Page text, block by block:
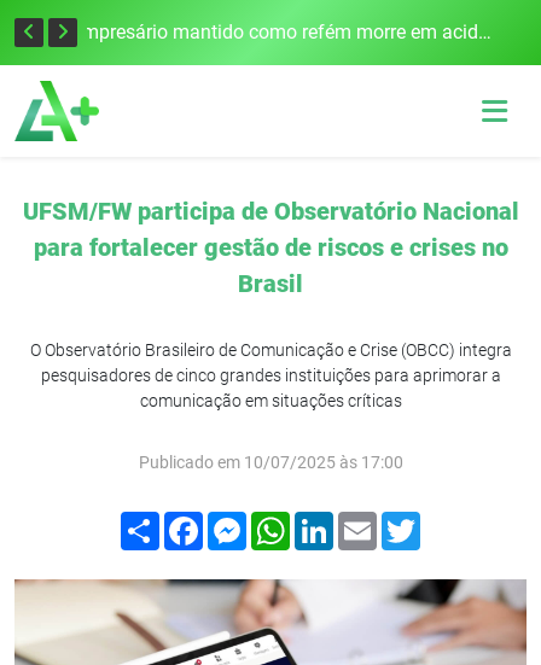
Edital para construção de ponte entre Itapiranga e Barra do Guarita deve ser lançado no segundo semestre Empresário mantido como refém morre em acidente após assalto em Cerro Largo
UFSM/FW participa de Observatório Nacional
para fortalecer gestão de riscos e crises no
Brasil
O Observatório Brasileiro de Comunicação e Crise (OBCC) integra
pesquisadores de cinco grandes instituições para aprimorar a
comunicação em situações críticas
Publicado em 10/07/2025 às 17:00
Compartilhar
FacebookMessenger
WhatsApp
LinkedIn
Email